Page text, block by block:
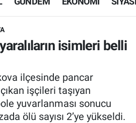
isimleri belli
ilçesinde pancar
işçileri taşıyan
yuvarlanması sonucu
ölü sayısı 2’ye yükseldi.
Yoğunluk Haritası
ve Fikstür